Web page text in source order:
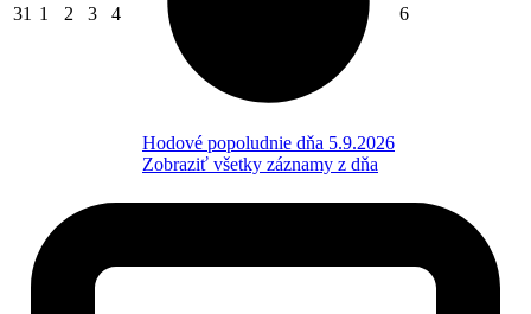
31 1 2 3 4
Hodové popoludnie dňa 5.9.2026
Zobraziť všetky záznamy z dňa
6